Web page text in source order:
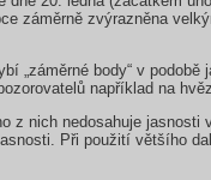
záměrně zvýrazněna
„záměrné body“ v podobě
například na
z nich nedosahuje jasnosti
Při použití většího